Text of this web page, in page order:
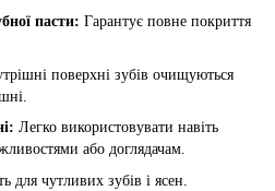
пасти: Гарантує повне покриття
поверхні зубів очищуються
Легко використовувати навіть
або доглядачам.
для чутливих зубів і ясен.